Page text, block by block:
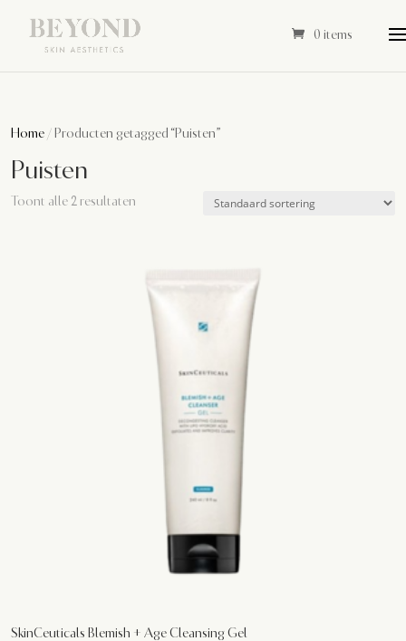
0 items
Home / Producten getagged “Puisten”
Puisten
Toont alle 2 resultaten
SkinCeuticals Blemish + Age Cleansing Gel